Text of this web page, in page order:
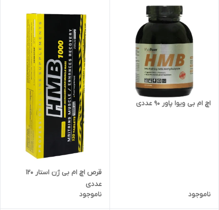
اچ ام بی ویوا پاور 90 عددی
ناموجود
قرص اچ ام بی ژن استار 120
عددی
ناموجود